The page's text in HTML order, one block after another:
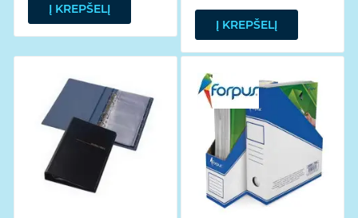
Į KREPŠELĮ
Į KREPŠELĮ